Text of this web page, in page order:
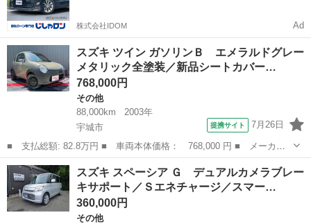
（検10.4）
株式会社IDOM Ad
スズキ ツイン ガソリンＢ エメラルドグレー
メタリック全塗装／新品シートカバー…
768,000円
その他
88,000km
2003年
宇城市
提携サイト 7月26日
■ 支払総額: 82.8万円 ■ 車両本体価格： 768,000 円 ■ メーカー
名： スズキ ■ 車種名： ツイン ■ グレード名： ガソリンＢ
エメラルドグレーメタリック全塗装／新品シートカバー／新品アルミ
ホイール／新...
熊本 宇城市 その他
スズキ スペーシア Ｇ デュアルカメラブレー
キサポート／Ｓエネチャージ／スマー…
360,000円
その他